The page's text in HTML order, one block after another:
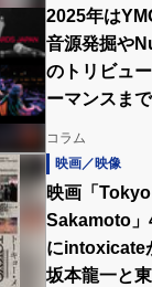
2025年は
音源発掘や
のトリビュ
ーマンスまで
コラム
映画／映像
映画「
Sakamoto」
にintoxicate
坂本龍一と